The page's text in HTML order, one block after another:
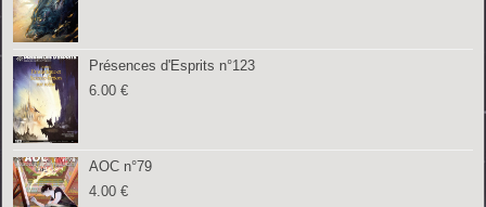
Présences d'Esprits n°123
6.00€
AOC n°79
4.00€